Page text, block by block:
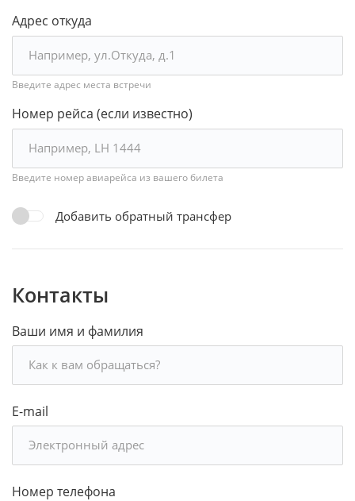
Адрес откуда
Введите адрес места встречи
Номер рейса (если известно)
Введите номер авиарейса из вашего билета
Добавить обратный трансфер
Контакты
Ваши имя и фамилия
E-mail
Номер телефона